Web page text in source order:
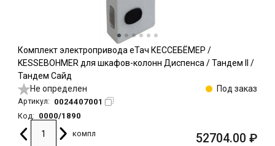
Комплект электропривода еТач КЕССЕБЁМЕР /
KESSEBOHMER для шкафов-колонн Диспенса / Тандем II /
Тандем Сайд
Не определен
Под заказ
Артикул: 0024407001
Код:
0000/1890
компл
52704.00 ₽